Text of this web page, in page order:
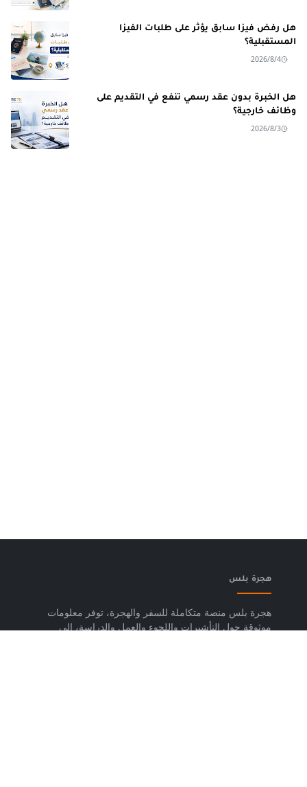
هل رفض فيزا سابق يؤثر على طلبات الفيزا
المستقبلية؟
2026/8/4
هل الخبرة بدون عقد رسمي تنفع في التقديم على
وظائف خارجية؟
2026/8/3
هجرة بلس
هجرة بلس منصة متكاملة للسفر والهجرة، توفر معلومات
موثوقة حول التأشيرات واللجوء والعمل والدراسة، إلى